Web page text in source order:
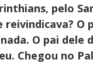
pelo
reivindicava?
O pai dele
Chegou no